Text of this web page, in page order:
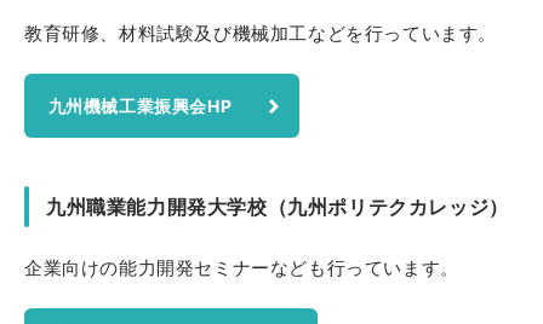
教育研修、材料試験及び機械加工などを行っています。
九州機械工業振興会HP
九州職業能力開発大学校（九州ポリテクカレッジ）
企業向けの能力開発セミナーなども行っています。